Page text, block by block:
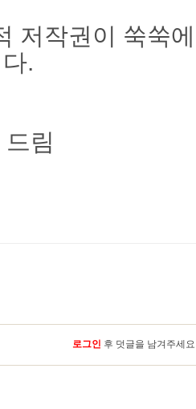
저작권이 쑥쑥
.
림
로그인 후 덧글을 남겨주세요